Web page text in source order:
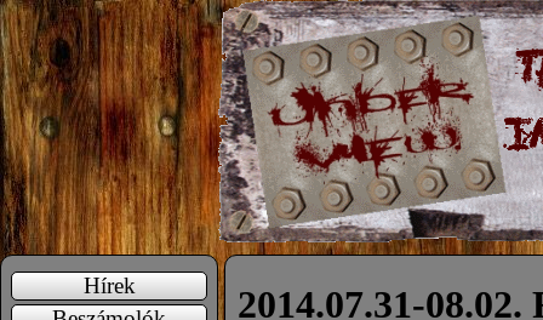
Hírek
2014.07.31-